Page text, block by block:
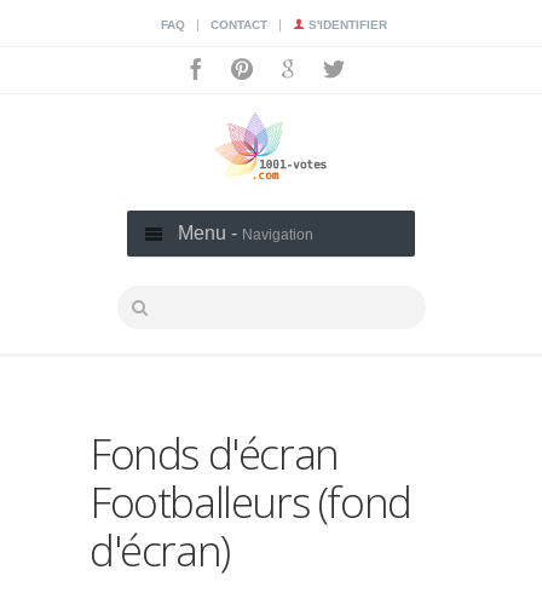
FAQ | CONTACT | S'IDENTIFIER
Menu - Navigation
Fonds d'écran
Footballeurs (fond
d'écran)